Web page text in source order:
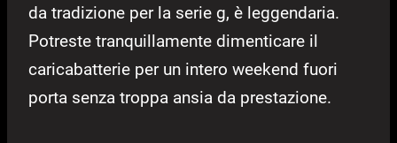
da tradizione per la serie g, è leggendaria.
Potreste tranquillamente dimenticare il
caricabatterie per un intero weekend fuori
porta senza troppa ansia da prestazione.